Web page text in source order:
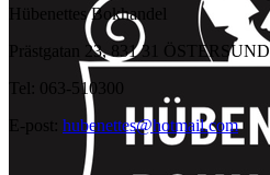
Hübenettes Bokhandel
Prästgatan 23, 831 31 ÖSTERSUND
Tel: 063-510300
E-post: hubenettes@hotmail.com